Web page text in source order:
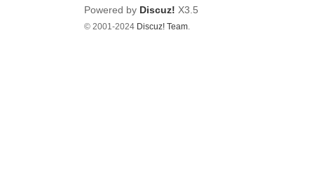
Powered by Discuz! X3.5
© 2001-2024 Discuz! Team.